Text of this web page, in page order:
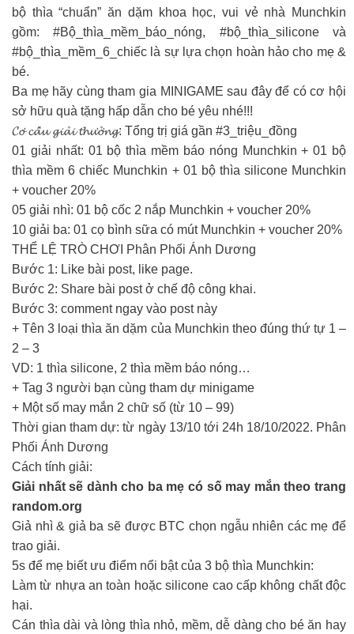
bộ thìa “chuẩn” ăn dặm khoa học, vui vẻ nhà Munchkin
gồm: #Bộ_thìa_mềm_báo_nóng, #bộ_thìa_silicone và
#bộ_thìa_mềm_6_chiếc là sự lựa chọn hoàn hảo cho mẹ &
bé.
Ba mẹ hãy cùng tham gia MINIGAME sau đây để có cơ hội
sở hữu quà tặng hấp dẫn cho bé yêu nhé!!!
️𝓒𝓸̛ 𝓬𝓪̂́𝓾 𝓰𝓲𝓪̉𝓲 𝓽𝓱𝓾̛𝓸̛̉𝓷𝓰: Tổng trị giá gần #3_triệu_đồng
01 giải nhất: 01 bộ thìa mềm báo nóng Munchkin + 01 bộ
thìa mềm 6 chiếc Munchkin + 01 bộ thìa silicone Munchkin
+ voucher 20%
05 giải nhì: 01 bộ cốc 2 nắp Munchkin + voucher 20%
10 giải ba: 01 cọ bình sữa có mút Munchkin + voucher 20%
THỂ LỆ TRÒ CHƠI Phân Phối Ánh Dương
Bước 1: Like bài post, like page.
Bước 2: Share bài post ở chế độ công khai.
Bước 3: comment ngay vào post này
+ Tên 3 loại thìa ăn dặm của Munchkin theo đúng thứ tự 1 –
2 – 3
VD: 1 thìa silicone, 2 thìa mềm báo nóng…
+ Tag 3 người bạn cùng tham dự minigame
+ Một số may mắn 2 chữ số (từ 10 – 99)
Thời gian tham dự: từ ngày 13/10 tới 24h 18/10/2022. Phân
Phối Ánh Dương
Cách tính giải:
Giải nhất sẽ dành cho ba mẹ có số may mắn theo trang
random.org
Giả nhì & giả ba sẽ được BTC chọn ngẫu nhiên các mẹ để
trao giải.
5s để mẹ biết ưu điểm nổi bật của 3 bộ thìa Munchkin:
Làm từ nhựa an toàn hoặc silicone cao cấp không chất độc
hại.
Cán thìa dài và lòng thìa nhỏ, mềm, dễ dàng cho bé ăn hay